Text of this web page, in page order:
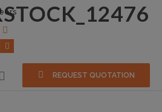
REQUEST QUOTATION